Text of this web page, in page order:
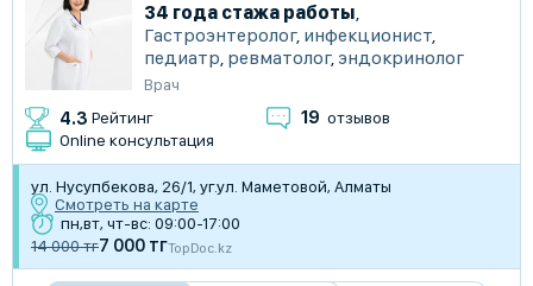
34 года стажа работы,
Гастроэнтеролог, инфекционист,
педиатр, ревматолог, эндокринолог
Врач
4.3 Рейтинг 19 отзывов
Online консультация
ул. Нусупбекова, 26/1, уг.ул. Маметовой, Алматы
Смотреть на карте
пн,вт, чт-вс: 09:00-17:00
14 000 тг7 000 тгTopDoc.kz